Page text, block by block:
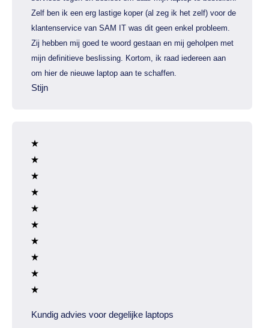
Zelf ben ik een erg lastige koper (al zeg ik het zelf) voor de
klantenservice van SAM IT was dit geen enkel probleem.
Zij hebben mij goed te woord gestaan en mij geholpen met
mijn definitieve beslissing. Kortom, ik raad iedereen aan
om hier de nieuwe laptop aan te schaffen.
Stijn
Kundig advies voor degelijke laptops